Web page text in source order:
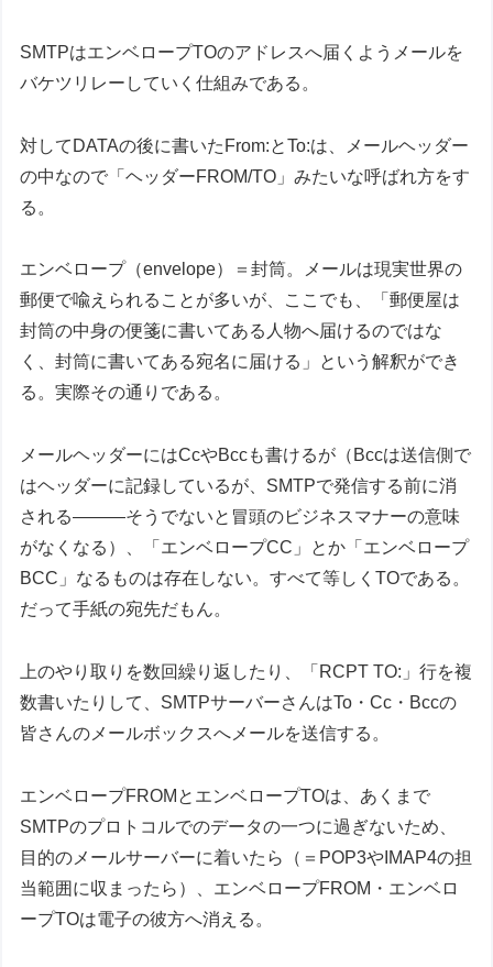
SMTPはエンベロープTOのアドレスへ届くようメールを
バケツリレーしていく仕組みである。
対してDATAの後に書いたFrom:とTo:は、メールヘッダー
の中なので「ヘッダーFROM/TO」みたいな呼ばれ方をす
る。
エンベロープ（envelope）＝封筒。メールは現実世界の
郵便で喩えられることが多いが、ここでも、「郵便屋は
封筒の中身の便箋に書いてある人物へ届けるのではな
く、封筒に書いてある宛名に届ける」という解釈ができ
る。実際その通りである。
メールヘッダーにはCcやBccも書けるが（Bccは送信側で
はヘッダーに記録しているが、SMTPで発信する前に消
される―――そうでないと冒頭のビジネスマナーの意味
がなくなる）、「エンベロープCC」とか「エンベロープ
BCC」なるものは存在しない。すべて等しくTOである。
だって手紙の宛先だもん。
上のやり取りを数回繰り返したり、「RCPT TO:」行を複
数書いたりして、SMTPサーバーさんはTo・Cc・Bccの
皆さんのメールボックスへメールを送信する。
エンベロープFROMとエンベロープTOは、あくまで
SMTPのプロトコルでのデータの一つに過ぎないため、
目的のメールサーバーに着いたら（＝POP3やIMAP4の担
当範囲に収まったら）、エンベロープFROM・エンベロ
ープTOは電子の彼方へ消える。